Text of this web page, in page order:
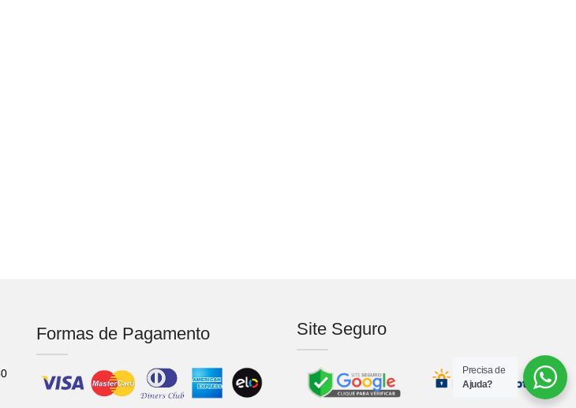
Formas de Pagamento Site Seguro
Precisa de
Ajuda?